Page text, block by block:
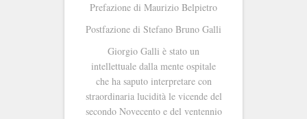
Prefazione di Maurizio Belpietro
Postfazione di Stefano Bruno Galli
Giorgio Galli è stato un
intellettuale dalla mente ospitale
che ha saputo interpretare con
straordinaria lucidità le vicende del
secondo Novecento e del ventennio